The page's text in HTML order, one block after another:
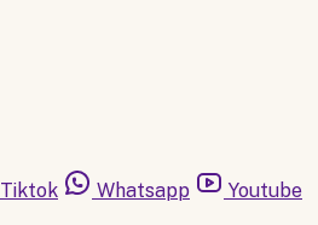
Tiktok Whatsapp Youtube